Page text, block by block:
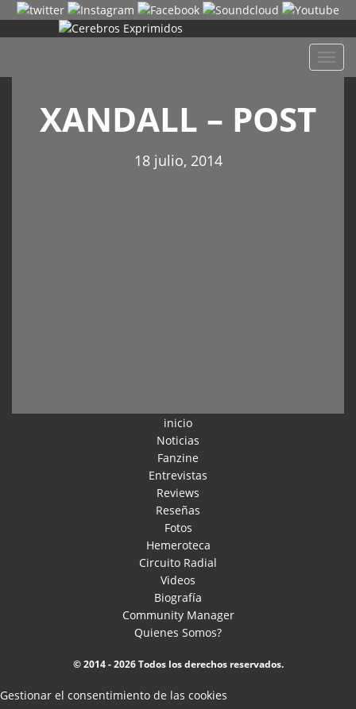
XANDALL – POST
18 julio, 2014
inicio
Noticias
Fanzine
Entrevistas
Reviews
Reseñas
Fotos
Hemeroteca
Circuito Radial
Videos
Biografía
Community Manager
Quienes Somos?
© 2014 - 2026 Todos los derechos reservados.
Gestionar el consentimiento de las cookies